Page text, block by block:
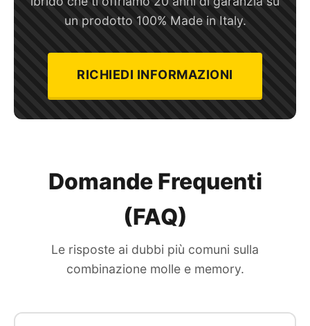
un prodotto 100% Made in Italy.
RICHIEDI INFORMAZIONI
Domande Frequenti
(FAQ)
Le risposte ai dubbi più comuni sulla
combinazione molle e memory.